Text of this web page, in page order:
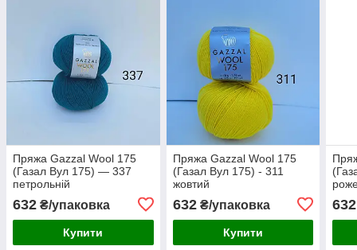
Пряжа Gazzal Wool 175
(Газал Вул 175) — 337
петрольній
632 ₴/упаковка
Купити
Пряжа Gazzal Wool 175
(Газал Вул 175) - 311
жовтий
632₴/упаковка
Купити
632